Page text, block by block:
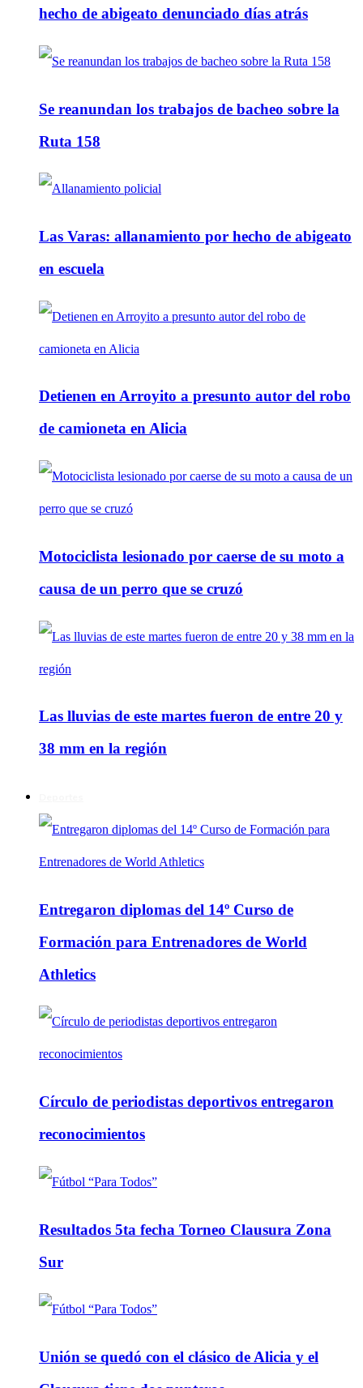
hecho de abigeato denunciado días atrás
Se reanundan los trabajos de bacheo sobre la
Ruta 158
Las Varas: allanamiento por hecho de abigeato
en escuela
Detienen en Arroyito a presunto autor del robo
de camioneta en Alicia
Motociclista lesionado por caerse de su moto a
causa de un perro que se cruzó
Las lluvias de este martes fueron de entre 20 y
38 mm en la región
Entregaron diplomas del 14º Curso de
Formación para Entrenadores de World
Athletics
Círculo de periodistas deportivos entregaron
reconocimientos
Resultados 5ta fecha Torneo Clausura Zona
Sur
Unión se quedó con el clásico de Alicia y el